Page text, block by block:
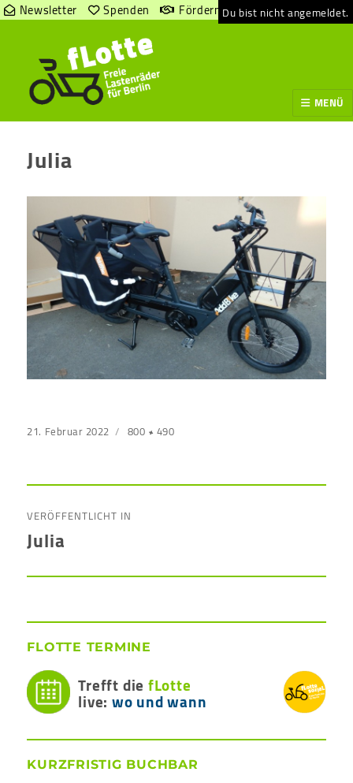
Newsletter Spenden Fördern Du bist nicht angemeldet.
MENÜ
Julia
Veröffentlicht
21. Februar 2022 Originalgröße
800 × 490
Beitragsnavigation
VERÖFFENTLICHT IN
Julia
FLOTTE TERMINE
Trefft diefLotte
live:wo und wann
KURZFRISTIG BUCHBAR